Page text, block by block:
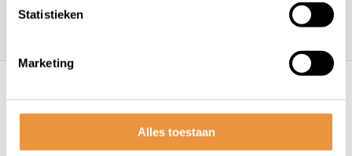
Statistieken
Marketing
Alles toestaan
Algemene voorwaarden Disclaimer
Privacy
Policy
Sitemap